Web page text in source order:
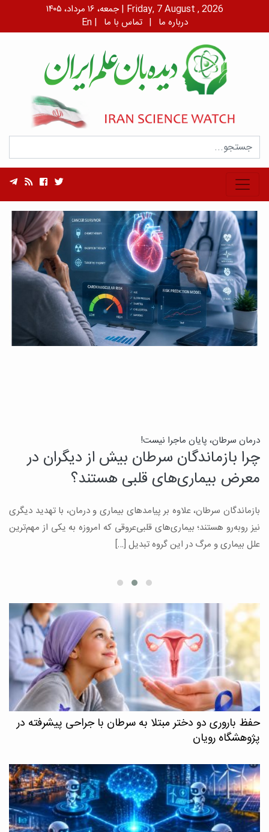
جمعه، ۱۶ مرداد، ۱۴۰۵ | Friday, 7 August , 2026
En | درباره ما | تماس با ما
درمان سرطان، پایان ماجرا نیست!
چرا بازماندگان سرطان بیش از دیگران در
معرض بیماری‌های قلبی هستند؟
بازماندگان سرطان، علاوه بر پیامدهای بیماری و درمان، با تهدید دیگری
نیز روبه‌رو هستند؛ بیماری‌های قلبی‌عروقی که امروزه به یکی از مهم‌ترین
علل بیماری و مرگ در این گروه تبدیل […]
حفظ باروری دو دختر مبتلا به سرطان با جراحی پیشرفته در
پژوهشگاه رویان